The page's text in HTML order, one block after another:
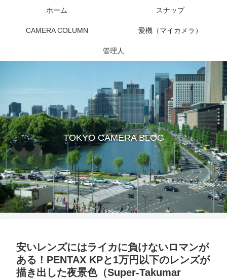
TOKYO CAMERA BLOG
ホーム スナップ
CAMERA COLUMN 愛機（マイカメラ）
管理人
安いレンズにはライカに負けないロマンが
ある！PENTAX KPと1万円以下のレンズが
描き出した夜景色（Super-Takumar